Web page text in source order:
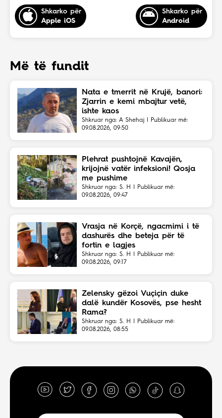
Shkarko për
Apple iOS
Shkarko për
Android
Më të fundit
Nata e tmerrit në Krujë, banori:
Zjarrin e kemi mbajtur vetë,
ishte kaos
Shkruar nga: A Shehaj | Publikuar më:
09.08.2026, 09:50
Plehrat pushtojnë Kavajën,
krijojnë vatër infeksioni! Qosja
me pushime
Shkruar nga: S. H | Publikuar më:
09.08.2026, 09:47
Vrasja në Korçë, ngacmimi i të
dashurës dhe beteja për të
fortin e lagjes
Shkruar nga: S. H | Publikuar më:
09.08.2026, 09:17
Zelensky gëzoi Vuçiçin duke
dalë kundër Kosovës, pse hesht
Rama?
Shkruar nga: S. H | Publikuar më:
09.08.2026, 08:55